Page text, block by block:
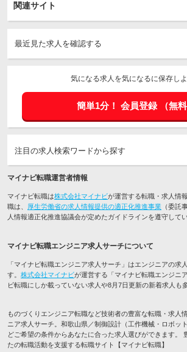
関連サイト
最近見た求人を確認する
気になる求人を気になるに保存しよ
簡単1分！ 会員登録 （無料
注目の求人検索ワードから探す
マイナビ転職運営者情報
マイナビ転職は株式会社マイナビが運営する転職・求人情
職は、 厚生労働省の求人情報提供の適正化推進事業 （委託
人情報適正化推進協議会が定めたガイドラインを遵守してい
マイナビ転職エンジニア求人サーチについて
「マイナビ転職エンジニア求人サーチ」はエンジニアの求
す。 株式会社マイナビが運営する「マイナビ転職エンジニ
ビ転職にしか載っていない求人や8月7日更新の新着求人も
ものづくりエンジニア転職など技術者の豊富な転職・求人
ニア求人サーチ。和歌山県／制御設計（工作機械・ロボッ
どご希望の条件からあなたに合った求人選びができます。
たの転職活動を支援する転職サイト【マイナビ転職】